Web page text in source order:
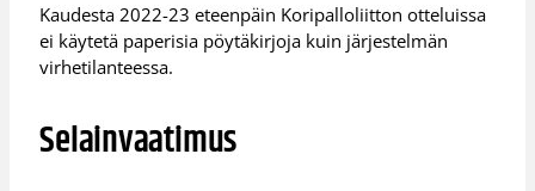
Kaudesta 2022-23 eteenpäin Koripalloliitton otteluissa
ei käytetä paperisia pöytäkirjoja kuin järjestelmän
virhetilanteessa.
Selainvaatimus